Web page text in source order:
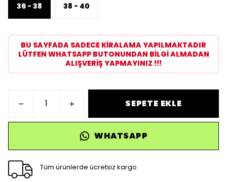
36 - 38 38 - 40
BU SAYFADA SADECE KİRALAMA YAPILMAKTADIR
LÜTFEN WHATSAPP BUTONUNDAN BİLGİ ALMADAN
ALIŞVERİŞ YAPMAYINIZ !!!
SEPETE EKLE
WHATSAPP
Tüm ürünlerde ücretsiz kargo